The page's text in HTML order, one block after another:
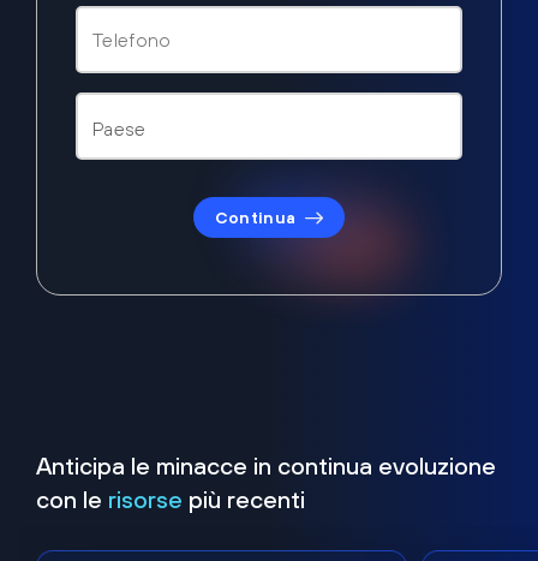
Continua
Anticipa le minacce in continua evoluzione
con le risorse più recenti